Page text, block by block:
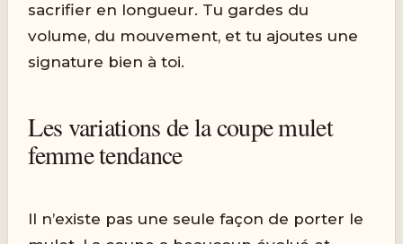
sacrifier en longueur. Tu gardes du
volume, du mouvement, et tu ajoutes une
signature bien à toi.
Les variations de la coupe mulet
femme tendance
Il n’existe pas une seule façon de porter le